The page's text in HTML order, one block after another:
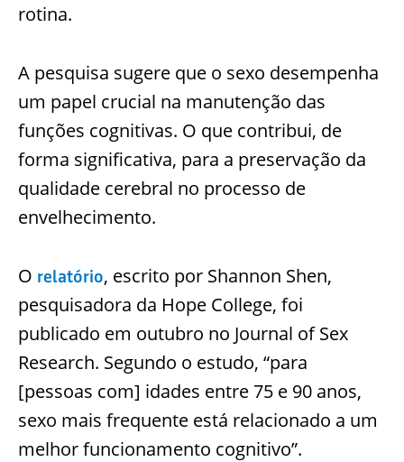
rotina.
A pesquisa sugere que o sexo desempenha
um papel crucial na manutenção das
funções cognitivas. O que contribui, de
forma significativa, para a preservação da
qualidade cerebral no processo de
envelhecimento.
O relatório, escrito por Shannon Shen,
pesquisadora da Hope College, foi
publicado em outubro no Journal of Sex
Research. Segundo o estudo, “para
[pessoas com] idades entre 75 e 90 anos,
sexo mais frequente está relacionado a um
melhor funcionamento cognitivo”.